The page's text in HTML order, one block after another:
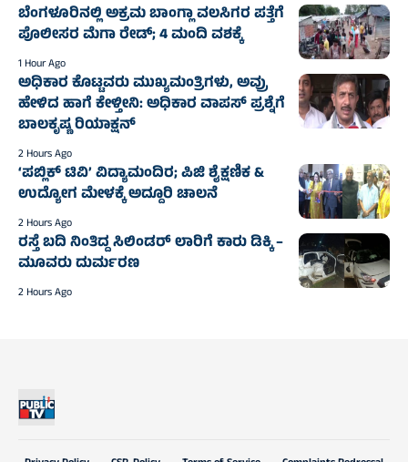
ಬೆಂಗಳೂರಿನಲ್ಲಿ ಅಕ್ರಮ ಬಾಂಗ್ಲಾ ವಲಸಿಗರ ಪತ್ತೆಗೆ
ಪೊಲೀಸರ ಮೆಗಾ ರೇಡ್; 4 ಮಂದಿ ವಶಕ್ಕೆ
1 Hour Ago
ಅಧಿಕಾರ ಕೊಟ್ಟವರು ಮುಖ್ಯಮಂತ್ರಿಗಳು, ಅವ್ರು
ಹೇಳಿದ ಹಾಗೆ ಕೇಳ್ತೀನಿ: ಅಧಿಕಾರ ವಾಪಸ್ ಪ್ರಶ್ನೆಗೆ
ಬಾಲಕೃಷ್ಣ ರಿಯಾಕ್ಷನ್
2 Hours Ago
‘ಪಬ್ಲಿಕ್ ಟಿವಿ’ ವಿದ್ಯಾಮಂದಿರ; ಪಿಜಿ ಶೈಕ್ಷಣಿಕ &
ಉದ್ಯೋಗ ಮೇಳಕ್ಕೆ ಅದ್ದೂರಿ ಚಾಲನೆ
2 Hours Ago
ರಸ್ತೆ ಬದಿ ನಿಂತಿದ್ದ ಸಿಲಿಂಡರ್ ಲಾರಿಗೆ ಕಾರು ಡಿಕ್ಕಿ –
ಮೂವರು ದುರ್ಮರಣ
2 Hours Ago